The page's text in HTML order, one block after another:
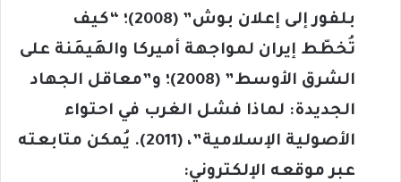
بلفور إلى إعلان بوش” (2008)؛ “كيف
تُخطّط إيران لمواجهة أميركا والهَيمَنة على
الشرق الأوسط” (2008)؛ و”معاقل الجهاد
الجديدة: لماذا فشل الغرب في احتواء
الأصولية الإسلامية”، (2011). يُمكن متابعته
عبر موقعه الإلكتروني: